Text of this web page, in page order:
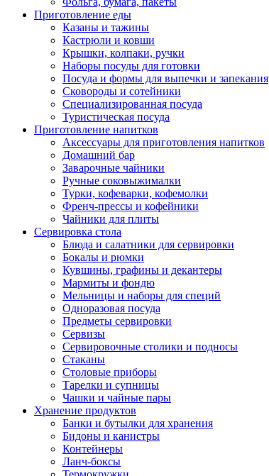
Приготовление еды
Казаны и тажины
Кастрюли и ковши
Крышки, колпаки, ручки
Наборы посуды для готовки
Посуда и формы для выпечки и запекания
Сковороды и сотейники
Специализированная посуда
Туристическая посуда
Приготовление напитков
Аксессуары для приготовления напитков
Домашний бар
Заварочные чайники
Ручные соковыжималки
Турки, кофеварки, кофемолки
Френч-прессы и кофейники
Чайники для плиты
Сервировка стола
Блюда и салатники для сервировки
Бокалы и рюмки
Кувшины, графины и декантеры
Мармиты и фондю
Мельницы и наборы для специй
Одноразовая посуда
Предметы сервировки
Сервизы
Сервировочные столики и подносы
Стаканы
Столовые приборы
Тарелки и супницы
Чашки и чайные пары
Хранение продуктов
Банки и бутылки для хранения
Бидоны и канистры
Контейнеры
Ланч-боксы